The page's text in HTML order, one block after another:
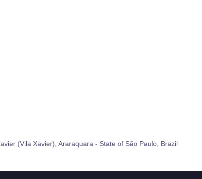
(Vila Xavier), Araraquara - State of São Paulo, Brazil